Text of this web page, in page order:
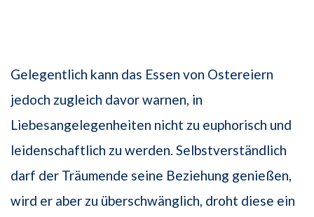
Gelegentlich kann das Essen von Ostereiern
jedoch zugleich davor warnen, in
Liebesangelegenheiten nicht zu euphorisch und
leidenschaftlich zu werden. Selbstverständlich
darf der Träumende seine Beziehung genießen,
wird er aber zu überschwänglich, droht diese ein